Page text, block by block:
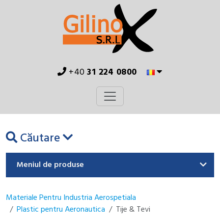
+4031 224 0800
Căutare
Meniul de produse
Materiale Pentru Industria Aerospetiala
Plastic pentru Aeronautica
Tije & Tevi